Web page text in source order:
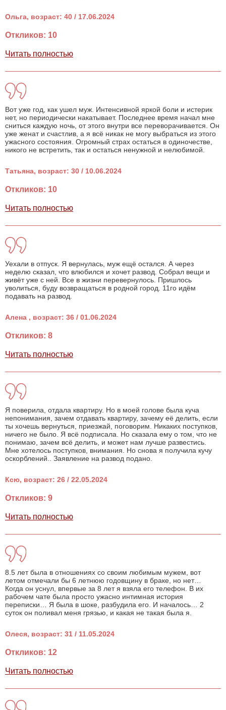
Ольга, возраст: 40 / 17.06.2024
Откликов: 10
Читать полностью
Вот уже год, как ушел муж. Интенсивной яркой боли и истерик
нет, но периодически накатывает. Последнее время начал мне
сниться каждую ночь, от этого внутри все переворачивается. Он
уже женат и счастлив, а я всё никак не могу выбраться из этого
ужасного состояния. Огромный страх остаться в одиночестве,
никого не встретить, так и остаться ненужной и нелюбимой.
Татьяна, возраст: 30 / 10.06.2024
Откликов: 10
Читать полностью
Уехали в отпуск. Я вернулась, муж ещё остался. А через
неделю сказал, что влюбился и хочет развод. Собрал вещи и
живёт уже с ней. Все в жизни перевернулось. Пришлось
уволиться, буду возвращаться в родной город. 11го идём
подавать на развод.
Алена , возраст: 36 / 01.06.2024
Откликов: 8
Читать полностью
Я поверила, отдала квартиру. Но в моей голове была куча
непонимания, зачем отдавать квартиру, зачему её делить, если
ты хочешь вернуться, приезжай, поговорим. Никаких поступков,
ничего не было. Я всё подписала. Но сказала ему о том, что не
понимаю, зачем всё делить, и может нам лучше развестись.
Мне хотелось поступков, внимания. Но снова я получила кучу
оскорблений.. Заявление на развод подано.
Ксю, возраст: 26 / 22.05.2024
Откликов: 9
Читать полностью
8.5 лет была в отношениях со своим любимым мужем, вот
летом отмечали бы 6 летнюю годовщину в браке, но нет…
Когда он уснул, впервые за 8 лет я взяла его телефон. В их
рабочем чате была просто ужасно интимная история
переписки… Я была в шоке, разбудила его. И началось… 2
суток он поливал меня грязью, и какая не такая была я.
Олеся, возраст: 31 / 11.05.2024
Откликов: 12
Читать полностью